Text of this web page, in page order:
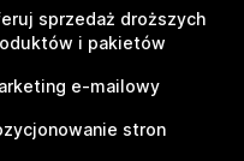
sprzedaż droższych
i pakietów
e-mailowy
stron